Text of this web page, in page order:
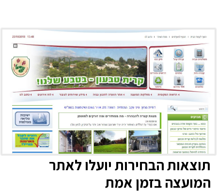
תוצאות הבחירות יועלו לאתר
המועצה בזמן אמת